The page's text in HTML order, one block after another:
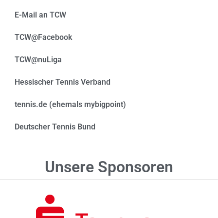
E-Mail an TCW
TCW@Facebook
TCW@nuLiga
Hessischer Tennis Verband
tennis.de (ehemals mybigpoint)
Deutscher Tennis Bund
Unsere Sponsoren